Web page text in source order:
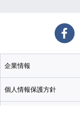
企業情報
個人情報保護方針